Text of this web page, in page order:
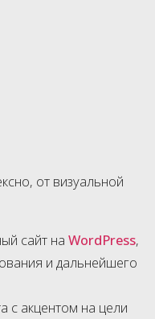
от визуальной
сайт на WordPress,
и дальнейшего
с акцентом на цели